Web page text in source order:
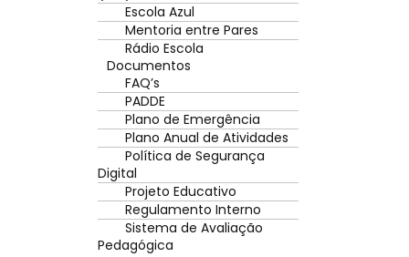
Escola Azul
Mentoria entre Pares
Rádio Escola
Documentos
FAQ’s
PADDE
Plano de Emergência
Plano Anual de Atividades
Política de Segurança
Digital
Projeto Educativo
Regulamento Interno
Sistema de Avaliação
Pedagógica